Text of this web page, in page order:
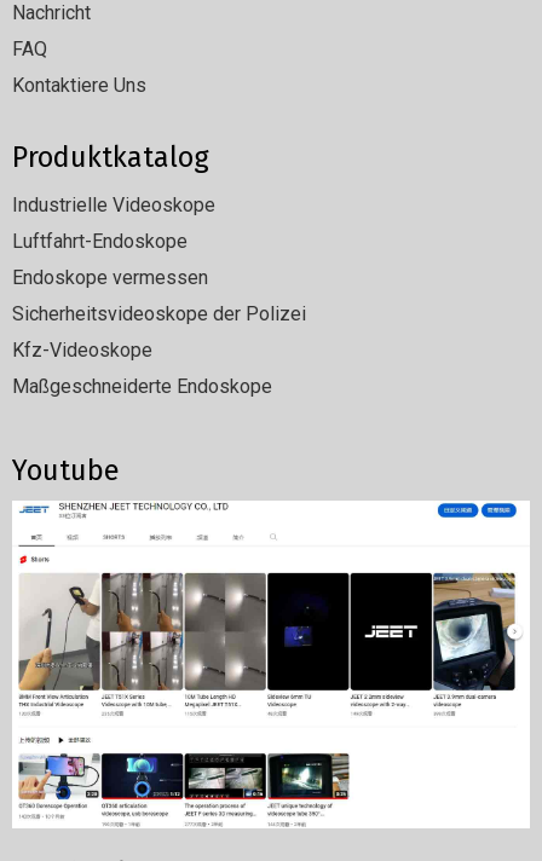
Nachricht
FAQ
Kontaktiere Uns
Produktkatalog
Industrielle Videoskope
Luftfahrt-Endoskope
Endoskope vermessen
Sicherheitsvideoskope der Polizei
Kfz-Videoskope
Maßgeschneiderte Endoskope
Youtube